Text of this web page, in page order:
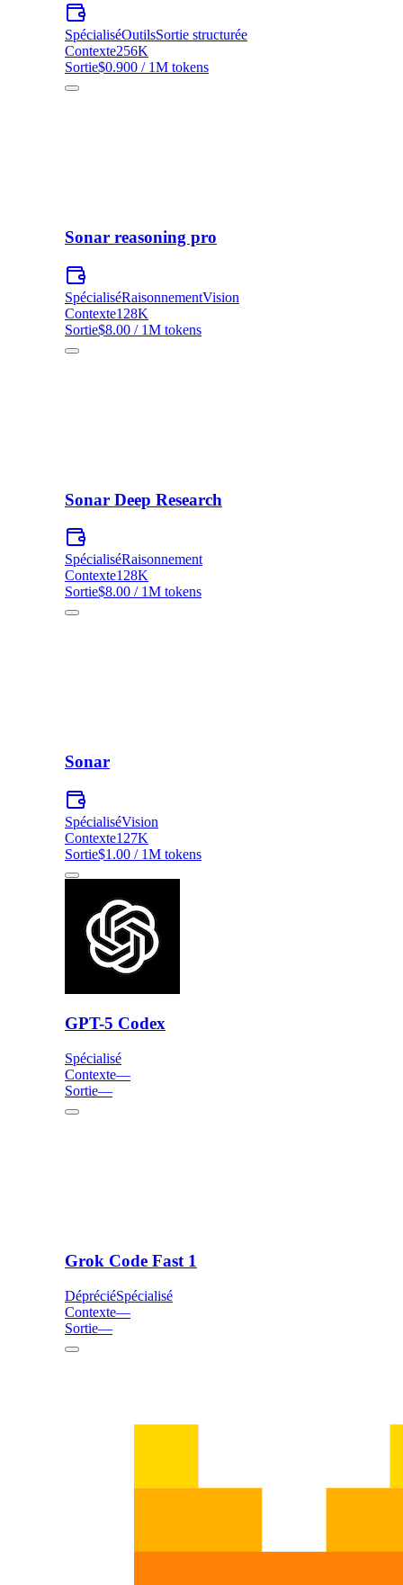
SpécialiséOutilsSortie structurée
Contexte256K
Sortie$0.900 / 1M tokens
Sonar reasoning pro
SpécialiséRaisonnementVision
Contexte128K
Sortie$8.00 / 1M tokens
Sonar Deep Research
SpécialiséRaisonnement
Contexte128K
Sortie$8.00 / 1M tokens
Sonar
SpécialiséVision
Contexte127K
Sortie$1.00 / 1M tokens
GPT-5 Codex
Spécialisé
Contexte—
Sortie—
Grok Code Fast 1
DépréciéSpécialisé
Contexte—
Sortie—